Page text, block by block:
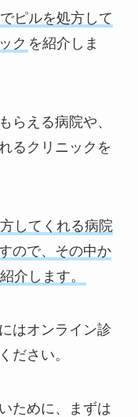
ピルを処方して
ク を紹介しま
らえる病院や、
るクリニックを
してくれる病院
ので、その中か
介します。
はオンライン診
ださい。
ために、まずは